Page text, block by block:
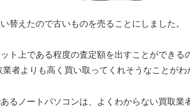
替えたので古いものを売ることにしました。
ト上である程度の査定額を出すことができる
業者よりも高く買い取ってくれそうなことがわ
るノートパソコンは、よくわからない買取業